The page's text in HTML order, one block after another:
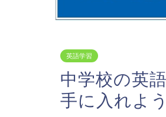
英語学習
中学校の英
手に入れよう